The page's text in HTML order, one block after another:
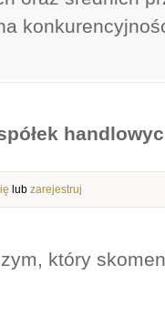
lub zarejestruj
który